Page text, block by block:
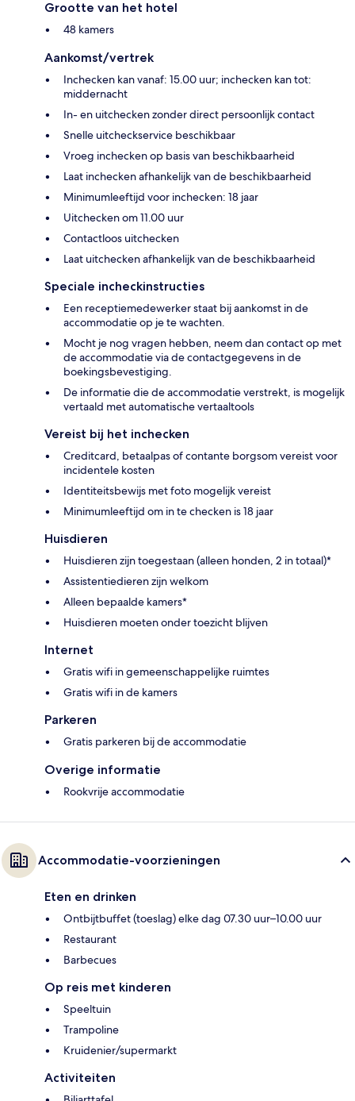
Grootte van het hotel
48 kamers
Aankomst/vertrek
Inchecken kan vanaf: 15.00 uur; inchecken kan tot:
middernacht
In- en uitchecken zonder direct persoonlijk contact
Snelle uitcheckservice beschikbaar
Vroeg inchecken op basis van beschikbaarheid
Laat inchecken afhankelijk van de beschikbaarheid
Minimumleeftijd voor inchecken: 18 jaar
Uitchecken om 11.00 uur
Contactloos uitchecken
Laat uitchecken afhankelijk van de beschikbaarheid
Speciale incheckinstructies
Een receptiemedewerker staat bij aankomst in de
accommodatie op je te wachten.
Mocht je nog vragen hebben, neem dan contact op met
de accommodatie via de contactgegevens in de
boekingsbevestiging.
De informatie die de accommodatie verstrekt, is mogelijk
vertaald met automatische vertaaltools
Vereist bij het inchecken
Creditcard, betaalpas of contante borgsom vereist voor
incidentele kosten
Identiteitsbewijs met foto mogelijk vereist
Minimumleeftijd om in te checken is 18 jaar
Huisdieren
Huisdieren zijn toegestaan (alleen honden, 2 in totaal)*
Assistentiedieren zijn welkom
Alleen bepaalde kamers*
Huisdieren moeten onder toezicht blijven
Internet
Gratis wifi in gemeenschappelijke ruimtes
Gratis wifi in de kamers
Parkeren
Gratis parkeren bij de accommodatie
Overige informatie
Rookvrije accommodatie
Accommodatie-voorzieningen
Eten en drinken
Ontbijtbuffet (toeslag) elke dag 07.30 uur–10.00 uur
Restaurant
Barbecues
Op reis met kinderen
Speeltuin
Trampoline
Kruidenier/supermarkt
Activiteiten